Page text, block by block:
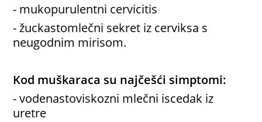
- mukopurulentni cervicitis
- žuckastomlečni sekret iz cerviksa s
neugodnim mirisom.
Kod muškaraca su najčešći simptomi:
- vodenastoviskozni mlečni iscedak iz
uretre